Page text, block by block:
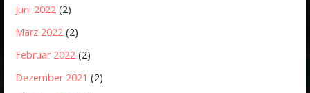
Juni 2022 (2)
März 2022 (2)
Februar 2022 (2)
Dezember 2021 (2)